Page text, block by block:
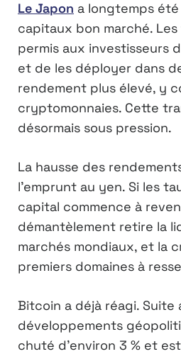
Le Japon a longtemps
capitaux bon marché.
permis aux investisseurs
et de les déployer dans
rendement plus élevé, y
cryptomonnaies. Cette
désormais sous pression.
La hausse des
l’emprunt au yen. Si les
capital commence à
démantèlement retire la
marchés mondiaux, et la
premiers domaines à
Bitcoin a déjà réagi. Suite
développements
chuté d’environ 3 % et